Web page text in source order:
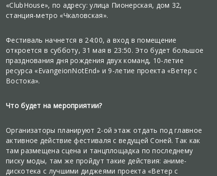
«ClubHouse», по адресу: улица Пионерская, дом 32,
станция-метро «Чкаловская».
Фестиваль начнется в 24:00, а вход в помещение
откроется в субботу, 31 мая в 23:50. Это будет большое
празднования дня рождения двух команд, 10-летие
ресурса «EvangeionNotEnd» и 9-летие проекта «Ветер с
Востока».
Что будет на мероприятии?
Организаторы планируют 2-ой этаж отдать под главное
активное действие фестиваля с ведущей Соней. Так как
там размещена сцена и танцплощадка по последнему
писку моды, там же пройдут такие действия: аниме-
дискотека с лучшими диджеями проекта «Ветер с